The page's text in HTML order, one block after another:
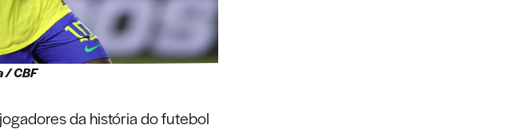
/ CBF
da história do futebol